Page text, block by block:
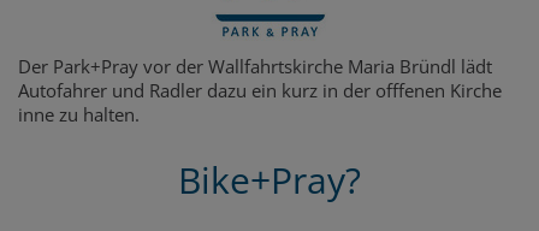
Der Park+Pray vor der Wallfahrtskirche Maria Bründl lädt
Autofahrer und Radler dazu ein kurz in der offfenen Kirche
inne zu halten.
Bike+Pray?